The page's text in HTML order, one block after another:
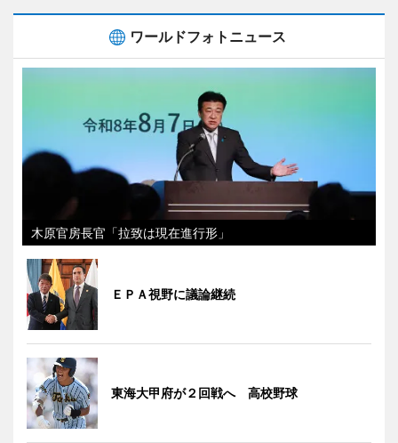
ワールドフォトニュース
木原官房長官「拉致は現在進行形」
ＥＰＡ視野に議論継続
東海大甲府が２回戦へ 高校野球